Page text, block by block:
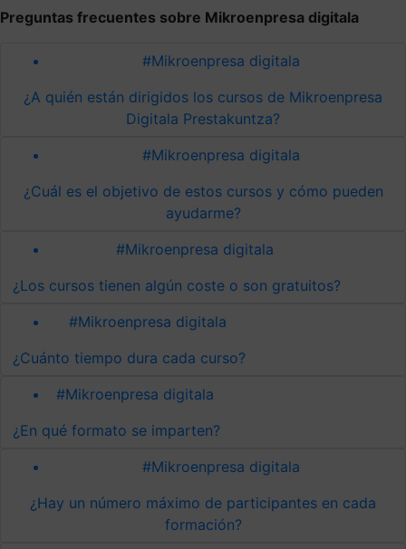
Preguntas frecuentes sobre Mikroenpresa digitala
#Mikroenpresa digitala
¿A quién están dirigidos los cursos de Mikroenpresa
Digitala Prestakuntza?
#Mikroenpresa digitala
¿Cuál es el objetivo de estos cursos y cómo pueden
ayudarme?
#Mikroenpresa digitala
¿Los cursos tienen algún coste o son gratuitos?
#Mikroenpresa digitala
¿Cuánto tiempo dura cada curso?
#Mikroenpresa digitala
¿En qué formato se imparten?
#Mikroenpresa digitala
¿Hay un número máximo de participantes en cada
formación?